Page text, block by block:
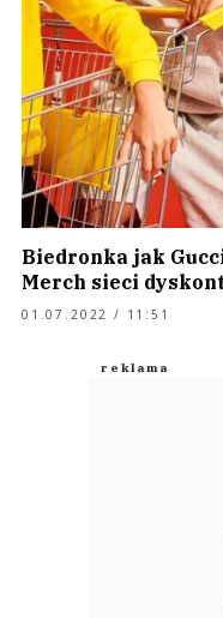
Biedronka jak
Merch sieci
01.07.2022 / 11:51